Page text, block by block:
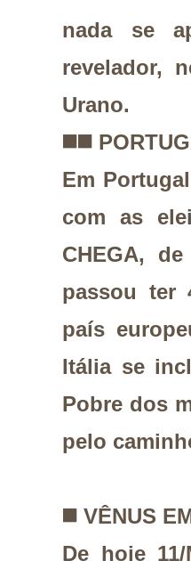
nada se
revelador,
Urano.
◼️◼️
Em
com as
CHEGA,
passou ter
país
Itália se
Pobre dos
pelo
◼️ VÊNUS
De hoje